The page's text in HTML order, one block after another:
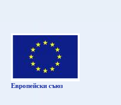
Европейски съюз